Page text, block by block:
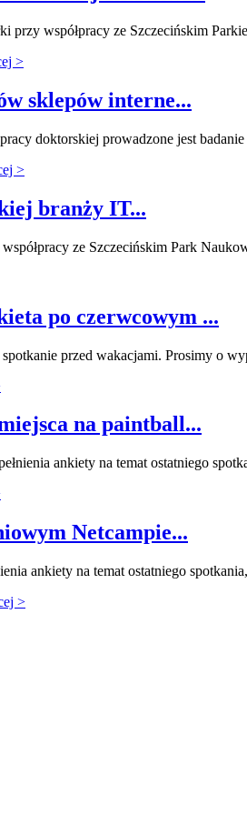
przy współpracy ze Szczecińskim
>
sklepów interne...
doktorskiej prowadzone jest
>
branży IT...
ze Szczecińskim Park
po czerwcowym ...
przed wakacjami. Prosimy o
na paintball...
ankiety na temat ostatniego
Netcampie...
ankiety na temat ostatniego
>